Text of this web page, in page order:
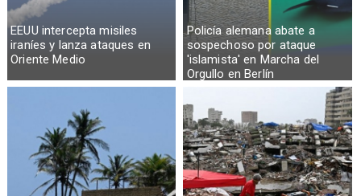
EEUU intercepta misiles
iraníes y lanza ataques en
Oriente Medio
Policía alemana abate a
sospechoso por ataque
'islamista' en Marcha del
Orgullo en Berlín